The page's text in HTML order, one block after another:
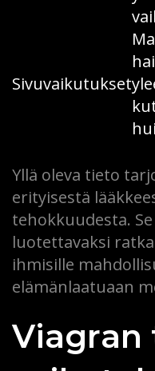
Sivuvaikutukset
Yllä oleva tieto
erityisestä
tehokkuudesta.
luotettavaksi
ihmisille
elämänlaatuaan
Viagran